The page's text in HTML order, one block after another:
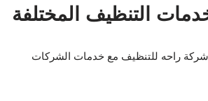
التنظيف المختلفة
راحه للتنظيف مع خدمات الشركات